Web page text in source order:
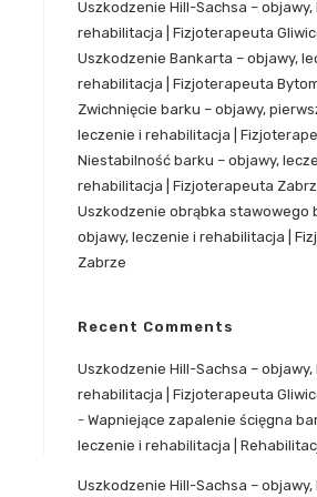
Uszkodzenie Hill-Sachsa – objawy,
rehabilitacja | Fizjoterapeuta
Uszkodzenie Bankarta – objawy,
rehabilitacja | Fizjoterapeuta
Zwichnięcie barku – objawy,
leczenie i rehabilitacja |
Niestabilność barku – objawy,
rehabilitacja | Fizjoterapeuta
Uszkodzenie obrąbka stawowego
objawy, leczenie i rehabilitacja |
Zabrze
Recent Comments
Uszkodzenie Hill-Sachsa – objawy,
rehabilitacja | Fizjoterapeuta
- Wapniejące zapalenie ścięgna
leczenie i rehabilitacja |
Uszkodzenie Hill-Sachsa – objawy,